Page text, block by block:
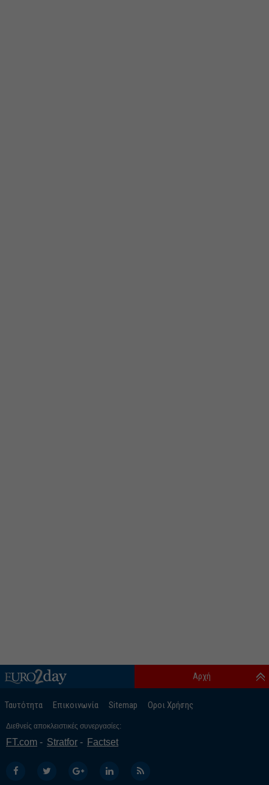
Ταυτότητα Επικοινωνία Sitemap Οροι Χρήσης
Αρχή
Διεθνείς αποκλειστικές συνεργασίες:
FT.com Stratfor Factset